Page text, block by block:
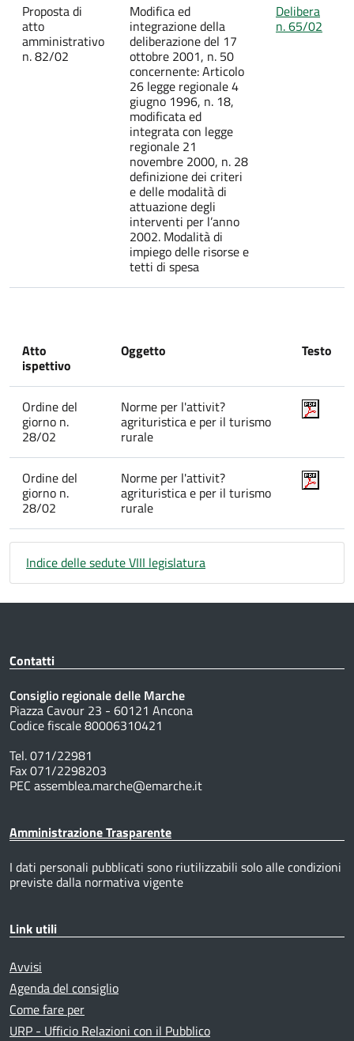
Proposta di
atto
amministrativo
n. 82/02
Modifica ed
integrazione della
deliberazione del 17
ottobre 2001, n. 50
concernente: Articolo
26 legge regionale 4
giugno 1996, n. 18,
modificata ed
integrata con legge
regionale 21
novembre 2000, n. 28
definizione dei criteri
e delle modalità di
attuazione degli
interventi per l’anno
2002. Modalità di
impiego delle risorse e
tetti di spesa
Delibera
n. 65/02
Atto
ispettivo
Oggetto Testo
Ordine del
giorno n.
28/02
Norme per l'attivit?
agrituristica e per il turismo
rurale
Ordine del
giorno n.
28/02
Norme per l'attivit?
agrituristica e per il turismo
rurale
Indice delle sedute VIII legislatura
Contatti
Consiglio regionale delle Marche
Piazza Cavour 23 - 60121 Ancona
Codice fiscale 80006310421
Tel. 071/22981
Fax 071/2298203
PEC assemblea.marche@emarche.it
Amministrazione Trasparente
I dati personali pubblicati sono riutilizzabili solo alle condizioni
previste dalla normativa vigente
Link utili
Avvisi
Agenda del consiglio
Come fare per
URP - Ufficio Relazioni con il Pubblico